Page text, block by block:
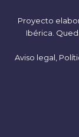
Proyecto
Ibérica.
Aviso legal,